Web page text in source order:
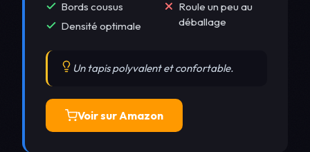
Bords cousus
Densité optimale
Roule un peu au
déballage
Un tapis polyvalent et confortable.
Voir sur Amazon